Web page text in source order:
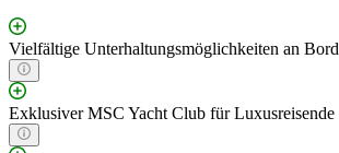
Vielfältige Unterhaltungsmöglichkeiten an Bord
Exklusiver MSC Yacht Club für Luxusreisende